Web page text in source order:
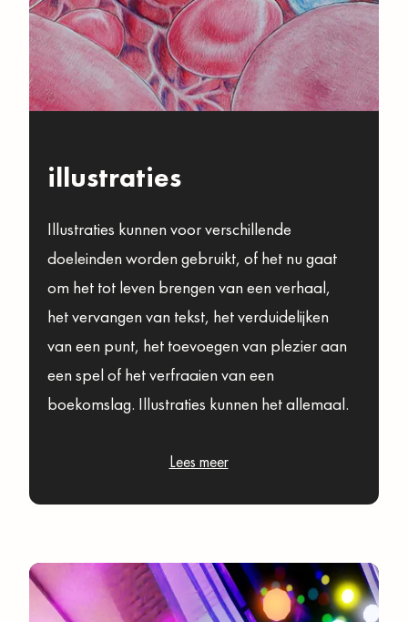
illustraties
Illustraties kunnen voor verschillende
doeleinden worden gebruikt, of het nu gaat
om het tot leven brengen van een verhaal,
het vervangen van tekst, het verduidelijken
van een punt, het toevoegen van plezier aan
een spel of het verfraaien van een
boekomslag. Illustraties kunnen het allemaal.
Lees meer